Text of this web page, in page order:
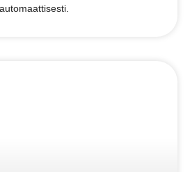
automaattisesti.